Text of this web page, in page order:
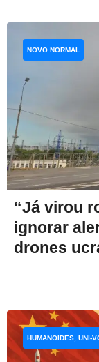
“Já virou
ignorar
drones
NOVO NORMAL
HUMANOIDES, UNI-